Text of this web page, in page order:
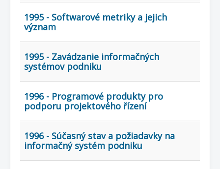
1995 - Softwarové metriky a jejich
význam
1995 - Zavádzanie informačných
systémov podniku
1996 - Programové produkty pro
podporu projektového řízení
1996 - Súčasný stav a požiadavky na
informačný systém podniku